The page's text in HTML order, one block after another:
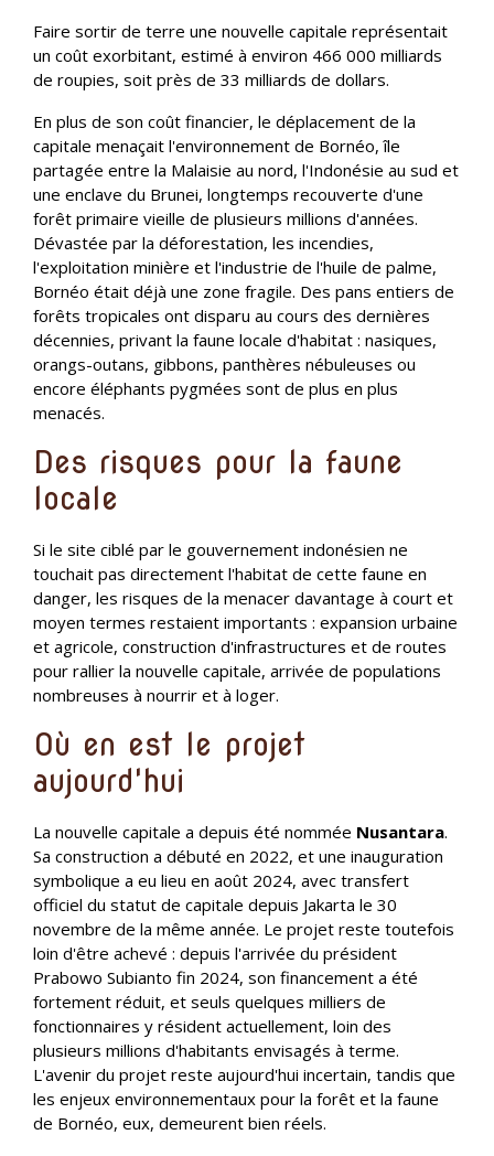
Faire sortir de terre une nouvelle capitale représentait
un coût exorbitant, estimé à environ 466 000 milliards
de roupies, soit près de 33 milliards de dollars.
En plus de son coût financier, le déplacement de la
capitale menaçait l'environnement de Bornéo, île
partagée entre la Malaisie au nord, l'Indonésie au sud et
une enclave du Brunei, longtemps recouverte d'une
forêt primaire vieille de plusieurs millions d'années.
Dévastée par la déforestation, les incendies,
l'exploitation minière et l'industrie de l'huile de palme,
Bornéo était déjà une zone fragile. Des pans entiers de
forêts tropicales ont disparu au cours des dernières
décennies, privant la faune locale d'habitat : nasiques,
orangs-outans, gibbons, panthères nébuleuses ou
encore éléphants pygmées sont de plus en plus
menacés.
Des risques pour la faune
locale
Si le site ciblé par le gouvernement indonésien ne
touchait pas directement l'habitat de cette faune en
danger, les risques de la menacer davantage à court et
moyen termes restaient importants : expansion urbaine
et agricole, construction d'infrastructures et de routes
pour rallier la nouvelle capitale, arrivée de populations
nombreuses à nourrir et à loger.
Où en est le projet
aujourd'hui
La nouvelle capitale a depuis été nommée Nusantara.
Sa construction a débuté en 2022, et une inauguration
symbolique a eu lieu en août 2024, avec transfert
officiel du statut de capitale depuis Jakarta le 30
novembre de la même année. Le projet reste toutefois
loin d'être achevé : depuis l'arrivée du président
Prabowo Subianto fin 2024, son financement a été
fortement réduit, et seuls quelques milliers de
fonctionnaires y résident actuellement, loin des
plusieurs millions d'habitants envisagés à terme.
L'avenir du projet reste aujourd'hui incertain, tandis que
les enjeux environnementaux pour la forêt et la faune
de Bornéo, eux, demeurent bien réels.